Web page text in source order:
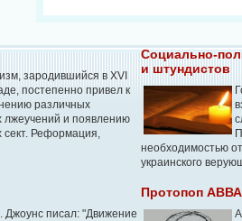
зародившийся в XVI
постепенно привел к
различных
лжеучений и появлению
сект. Реформация,
Социально-
и штундистов
необходимостью
украинского
Джоунс писал: "Движение
Протопоп